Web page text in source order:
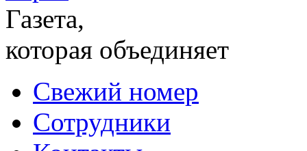
Газета,
которая объединяет
Свежий номер
Сотрудники